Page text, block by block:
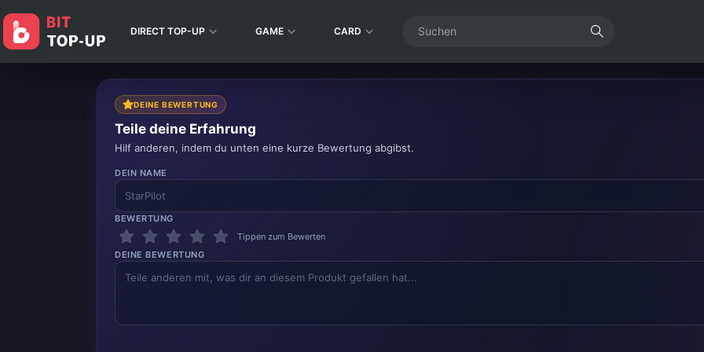
DIRECT TOP-UP GAME CARD
DEINE BEWERTUNG
Teile deine Erfahrung
Hilf anderen, indem du unten eine kurze Bewertung abgibst.
DEIN NAME
BEWERTUNG
Tippen zum Bewerten
DEINE BEWERTUNG